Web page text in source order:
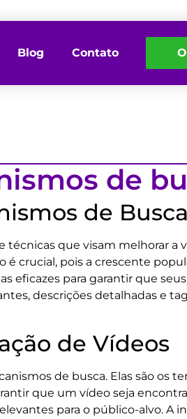
Blog Contato
de
de
técnicas que visam melhorar a
é crucial, pois a crescente
eficazes para garantir que
descrições detalhadas e
de Vídeos
de busca. Elas são os
que um vídeo seja
para o público-alvo. A